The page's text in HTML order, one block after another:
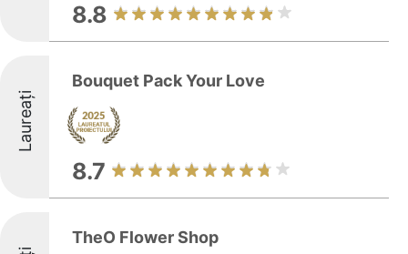
8.8
Laureați
Bouquet Pack Your Love
8.7
TheO Flower Shop